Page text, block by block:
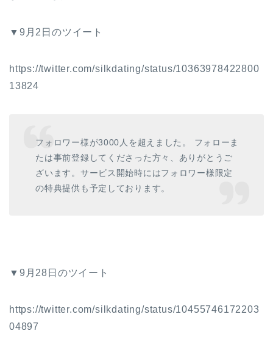
▼9月2日のツイート
https://twitter.com/silkdating/status/10363978422800
13824
フォロワー様が3000人を超えました。 フォローま
たは事前登録してくださった方々、ありがとうご
ざいます。サービス開始時にはフォロワー様限定
の特典提供も予定しております。
▼9月28日のツイート
https://twitter.com/silkdating/status/10455746172203
04897